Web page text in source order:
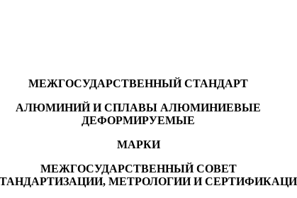
МЕЖГОСУДАРСТВЕННЫЙ СТАНДАРТ
АЛЮМИНИЙ И СПЛАВЫ АЛЮМИНИЕВЫЕ
ДЕФОРМИРУЕМЫЕ
МАРКИ
МЕЖГОСУДАРСТВЕННЫЙ СОВЕТ
МЕТРОЛОГИИ И